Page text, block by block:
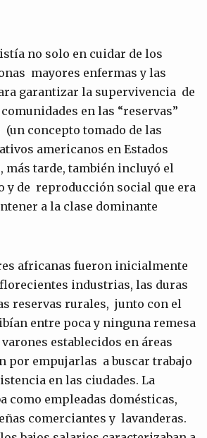
no solo en cuidar de los
mayores enfermas y las
garantizar la supervivencia de
en las “reservas”
concepto tomado de las
americanos en Estados
más tarde, también incluyó el
y de reproducción social que era
a la clase dominante
africanas fueron inicialmente
industrias, las duras
reservas rurales, junto con el
entre poca y ninguna remesa
establecidos en áreas
por empujarlas a buscar trabajo
en las ciudades. La
como empleadas domésticas,
comerciantes y lavanderas.